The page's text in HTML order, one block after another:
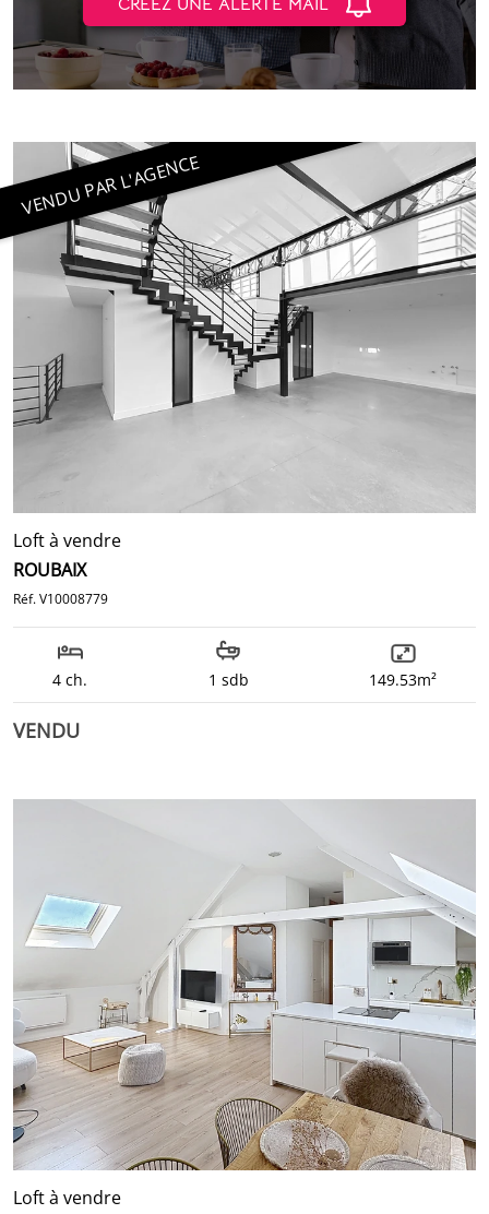
VENDU PAR L'AGENCE
Loft à vendre
ROUBAIX
Réf. V10008779
4 ch. 1 sdb 149.53m²
VENDU
Loft à vendre